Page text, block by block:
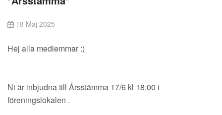
18 Maj 2025
Hej alla medlemmar :)
Ni är inbjudna till Årsstämma 17/6 kl 18:00 i
föreningslokalen .